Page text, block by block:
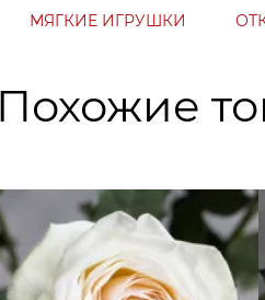
МЯГКИЕ ИГРУШКИ
Похожие